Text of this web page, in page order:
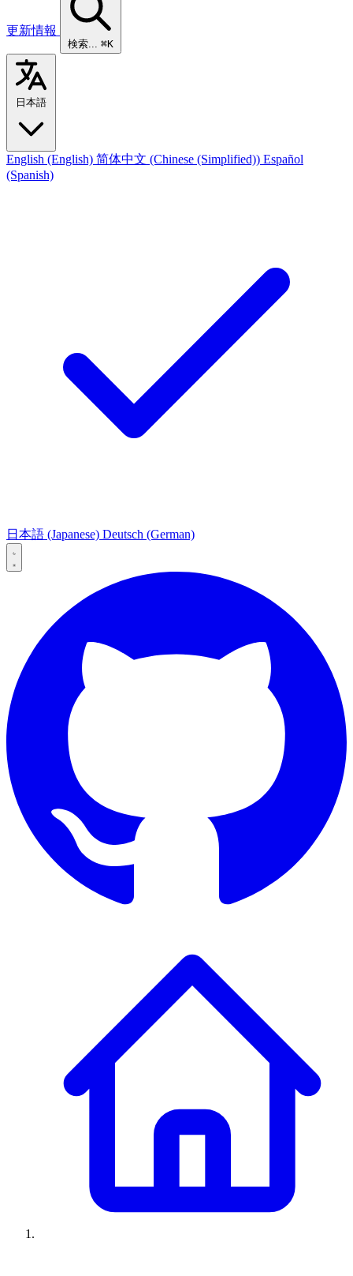
更新情報
検索... ⌘K
日本語
English (English) 简体中文 (Chinese (Simplified)) Español
(Spanish)
日本語 (Japanese) Deutsch (German)